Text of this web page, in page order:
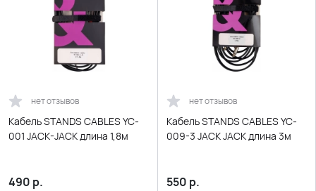
нет отзывов
Кабель STANDS CABLES YC-
001 JACK-JACK длина 1,8м
490 р.
нет отзывов
Кабель STANDS CABLES YC-
009-3 JACK JACK длина 3м
550 р.